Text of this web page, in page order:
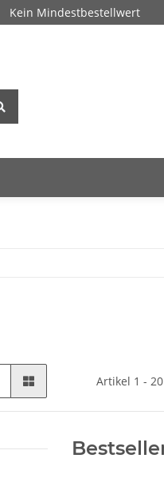
Kein Mindestbestellwert
Artikel 1 -